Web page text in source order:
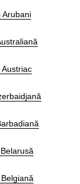
Arubani